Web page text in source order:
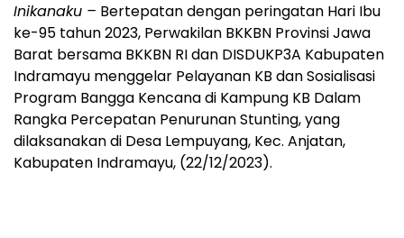
Inikanaku – Bertepatan dengan peringatan Hari Ibu
ke-95 tahun 2023, Perwakilan BKKBN Provinsi Jawa
Barat bersama BKKBN RI dan DISDUKP3A Kabupaten
Indramayu menggelar Pelayanan KB dan Sosialisasi
Program Bangga Kencana di Kampung KB Dalam
Rangka Percepatan Penurunan Stunting, yang
dilaksanakan di Desa Lempuyang, Kec. Anjatan,
Kabupaten Indramayu, (22/12/2023).